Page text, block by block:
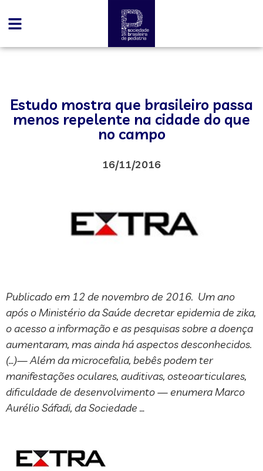
Estudo mostra que brasileiro passa
menos repelente na cidade do que
no campo
16/11/2016
Publicado em 12 de novembro de 2016. Um ano
após o Ministério da Saúde decretar epidemia de zika,
o acesso a informação e as pesquisas sobre a doença
aumentaram, mas ainda há aspectos desconhecidos.
(…)— Além da microcefalia, bebês podem ter
manifestações oculares, auditivas, osteoarticulares,
dificuldade de desenvolvimento — enumera Marco
Aurélio Sáfadi, da Sociedade …